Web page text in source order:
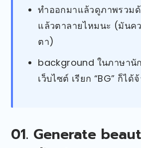
ทำออกมาแล้วดูภาพรวม
แล้วตาลายไหมนะ (มันค
ตา)
background ในภาษานั
เว็บไซต์ เรียก “BG” ก็ได้
01. Generate